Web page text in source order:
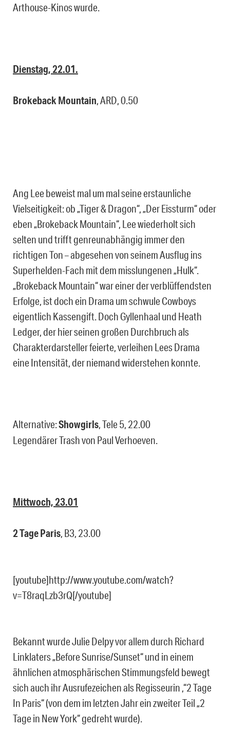
Arthouse-Kinos wurde.
Dienstag, 22.01.
Brokeback Mountain, ARD, 0.50
Ang Lee beweist mal um mal seine erstaunliche
Vielseitigkeit: ob „Tiger & Dragon“, „Der Eissturm“ oder
eben „Brokeback Mountain“, Lee wiederholt sich
selten und trifft genreunabhängig immer den
richtigen Ton – abgesehen von seinem Ausflug ins
Superhelden-Fach mit dem misslungenen „Hulk“.
„Brokeback Mountain“ war einer der verblüffendsten
Erfolge, ist doch ein Drama um schwule Cowboys
eigentlich Kassengift. Doch Gyllenhaal und Heath
Ledger, der hier seinen großen Durchbruch als
Charakterdarsteller feierte, verleihen Lees Drama
eine Intensität, der niemand widerstehen konnte.
Alternative:Showgirls, Tele 5, 22.00
Legendärer Trash von Paul Verhoeven.
Mittwoch, 23.01
2 Tage Paris, B3, 23.00
[youtube]http://www.youtube.com/watch?
v=T8raqLzb3rQ[/youtube]
Bekannt wurde Julie Delpy vor allem durch Richard
Linklaters „Before Sunrise/Sunset“ und in einem
ähnlichen atmosphärischen Stimmungsfeld bewegt
sich auch ihr Ausrufezeichen als Regisseurin ,“2 Tage
In Paris“ (von dem im letzten Jahr ein zweiter Teil „2
Tage in New York“ gedreht wurde).